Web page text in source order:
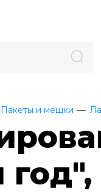
Пакеты и мешки